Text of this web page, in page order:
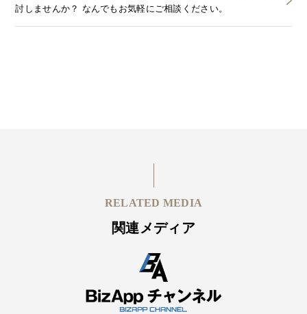
討しませんか？ なんでもお気軽にご相談ください。
RELATED MEDIA
関連メディア